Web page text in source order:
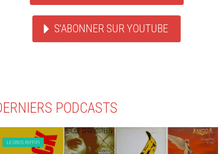
S'ABONNER SUR YOUTUBE
PODCASTS
LE GROS RIFFIFI